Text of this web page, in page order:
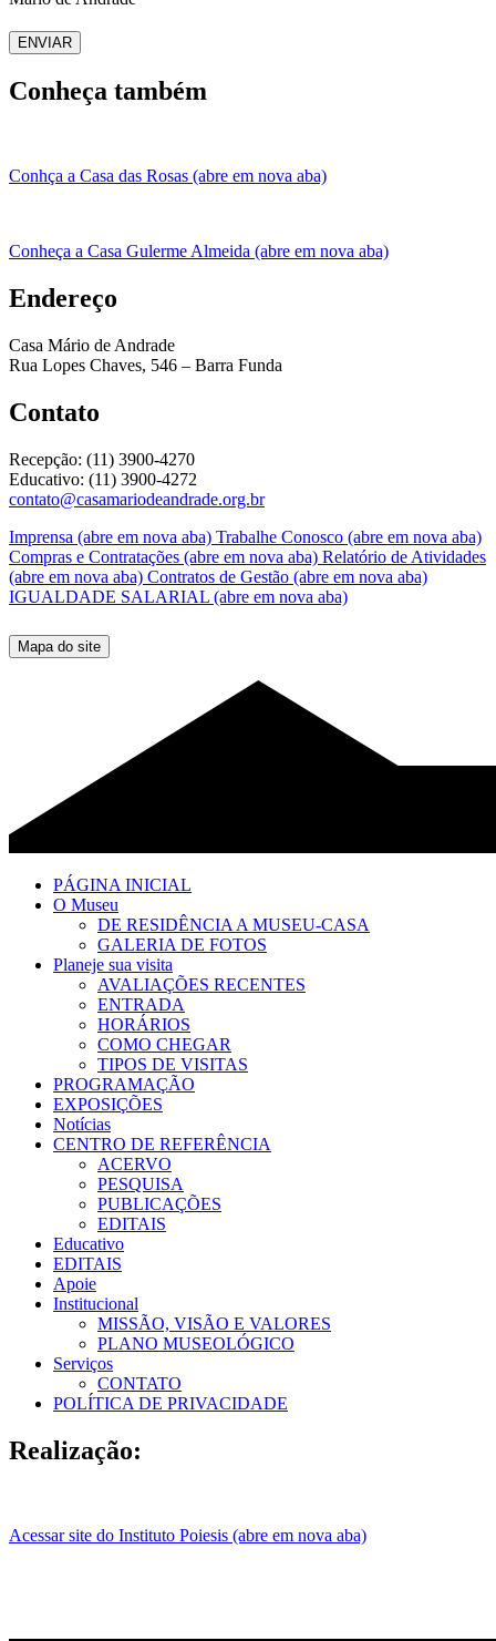
ENVIAR
Conheça também
Conhça a Casa das Rosas (abre em nova aba)
Conheça a Casa Gulerme Almeida (abre em nova aba)
Endereço
Casa Mário de Andrade
Rua Lopes Chaves, 546 – Barra Funda
Contato
Recepção: (11) 3900-4270
Educativo: (11) 3900-4272
contato@casamariodeandrade.org.br
Imprensa (abre em nova aba) Trabalhe Conosco (abre em nova aba)
Compras e Contratações (abre em nova aba) Relatório de Atividades
(abre em nova aba) Contratos de Gestão (abre em nova aba)
IGUALDADE SALARIAL (abre em nova aba)
Mapa do site
PÁGINA INICIAL
O Museu
DE RESIDÊNCIA A MUSEU-CASA
GALERIA DE FOTOS
Planeje sua visita
AVALIAÇÕES RECENTES
ENTRADA
HORÁRIOS
COMO CHEGAR
TIPOS DE VISITAS
PROGRAMAÇÃO
EXPOSIÇÕES
Notícias
CENTRO DE REFERÊNCIA
ACERVO
PESQUISA
PUBLICAÇÕES
EDITAIS
Educativo
EDITAIS
Apoie
Institucional
MISSÃO, VISÃO E VALORES
PLANO MUSEOLÓGICO
Serviços
CONTATO
POLÍTICA DE PRIVACIDADE
Realização:
Acessar site do Instituto Poiesis (abre em nova aba)